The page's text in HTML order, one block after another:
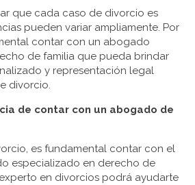
que cada caso de divorcio es
pueden variar ampliamente. Por
contar con un abogado
de familia que pueda brindar
y representación legal
divorcio.
de contar con un abogado de
es fundamental contar con el
especializado en derecho de
en divorcios podrá ayudarte